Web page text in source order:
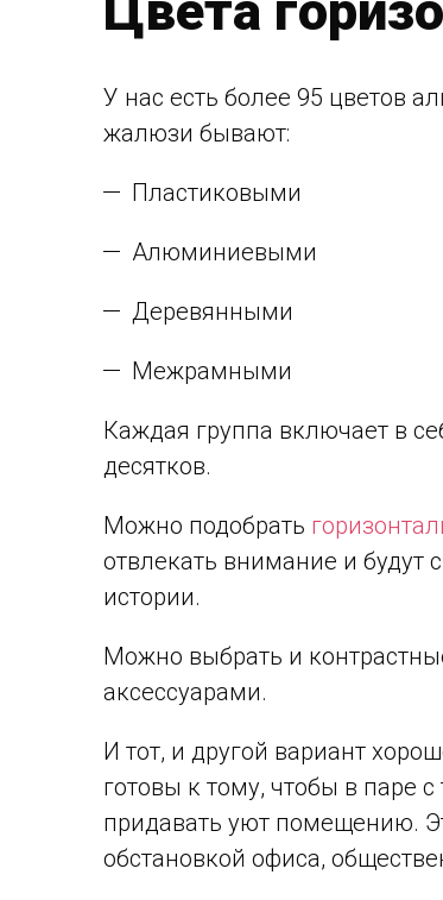
У нас есть более 95 цветов
жалюзи бывают:
Пластиковыми
Алюминиевыми
Деревянными
Межрамными
Каждая группа включает в
десятков.
Можно подобрать
отвлекать внимание и будут
истории.
Можно выбрать и
аксессуарами.
И тот, и другой вариант
готовы к тому, чтобы в паре
придавать уют помещению.
обстановкой офиса,